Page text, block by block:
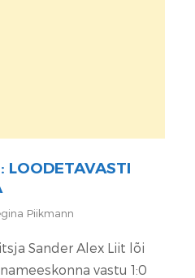
LOODETAVASTI
Piikmann
Sander Alex Liit lõi
vastu 1:0